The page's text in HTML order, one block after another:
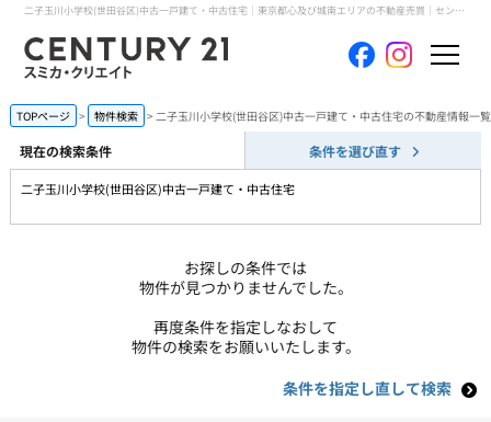
二子玉川小学校(世田谷区)中古一戸建て・中古住宅｜東京都心及び城南エリアの不動産売買｜センチュリー21スミカ・クリエイト
ホーム
当社について
買いたい
売りたい
コンテンツ
TOPページ 物件検索 二子玉川小学校(世田谷区)中古一戸建て・中古住宅の不動産情報一覧
現在の検索条件 条件を選び直す
二子玉川小学校(世田谷区)中古一戸建て・中古住宅
お探しの条件では
物件が見つかりませんでした。
再度条件を指定しなおして
物件の検索をお願いいたします。
条件を指定し直して検索